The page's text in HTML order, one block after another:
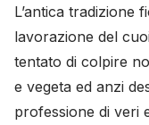
L’antica tradizione
lavorazione del
tentato di colpire
e vegeta ed anzi
professione di veri